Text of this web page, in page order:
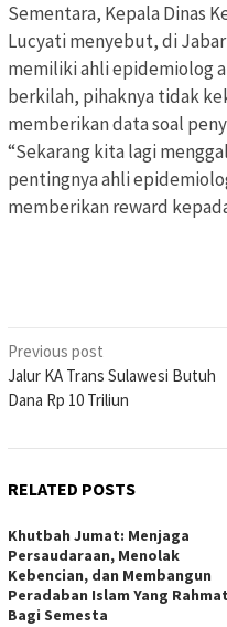
Sementara, Kepala Dinas
Lucyati menyebut, di
memiliki ahli epidemiolog
berkilah, pihaknya tidak
memberikan data soal
“Sekarang kita lagi
pentingnya ahli
memberikan reward
Post
navigation
Previous post
Jalur KA Trans Sulawesi Butuh
Dana Rp 10 Triliun
RELATED POSTS
Khutbah Jumat: Menjaga
Persaudaraan, Menolak
Kebencian, dan Membangun
Peradaban Islam Yang Rahmat
Bagi Semesta